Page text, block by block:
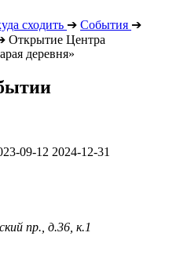
сходить ➔ События ➔
Открытие Центра
деревня»
09-12 2024-12-31
пр., д.36, к.1